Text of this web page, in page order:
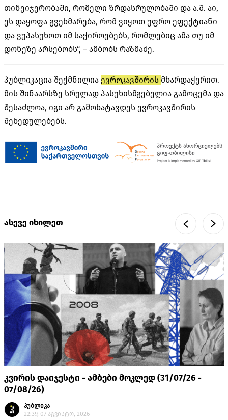
თინეიჯერობაში, რომელი ზრდასრულობაში და ა.შ. აი,
ეს დაყოფა გვეხმარება, რომ ვიყოთ უფრო ეფექტიანი
და ვუპასუხოთ იმ საჭიროებებს, რომლებიც ამა თუ იმ
დონეზე არსებობს“, – ამბობს რაზმაძე.
პუბლიკაცია შექმნილია ევროკავშირის მხარდაჭერით.
მის შინაარსზე სრულად პასუხისმგებელია გამოცემა და
შესაძლოა, იგი არ გამოხატავდეს ევროკავშირის
შეხედულებებს.
ასევე იხილეთ
კვირის დაიჯესტი - ამბები მოკლედ (31/07/26 -
07/08/26)
პუბლიკა
22:39, 07 აგვისტო, 2026